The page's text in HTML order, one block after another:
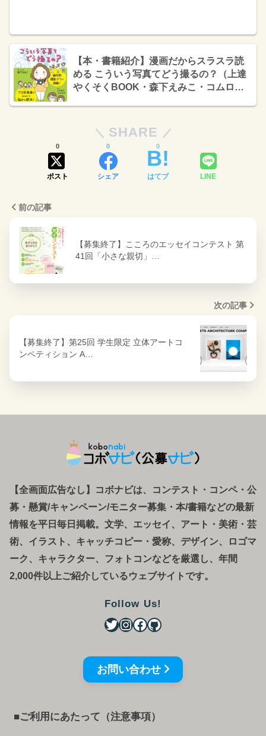
【本・書籍紹介】漫画だからスラスラ読
める こういう写真てどう撮るの？（上達
やくそくBOOK・森下えみこ・コムロミ
SHARE
ポスト
0
シェア
0
はてブ
0
LINE
前の記事
【募集終了】こころのエッセイコンテスト 第
41回「小さな親切」…
次の記事
【募集終了】第25回 学生限定 立体アートコ
ンペティション A…
【全画面広告なし】コボナビは、コンテスト・コンペ・ 公
募 ・ 懸賞/キャンペーン/モニター募集・本/書籍などの最新
情報を平日毎日掲載。文学、エッセイ、アート・美術・芸
術、イラスト、キャッチコピー・愛称、デザイン、ロゴマ
ーク、キャラクター、フォトコンなどを厳選し、年間
2,000件以上ご紹介しているウェブサイトです。
Follow Us!
お問い合わせ
■ご利用にあたって（注意事項）